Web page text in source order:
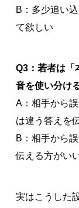
B：多少追い
て欲しい
Q3：若者は「
音を使い分け
A：相手から
は違う答えを
B：相手から
伝える方がい
実はこうした